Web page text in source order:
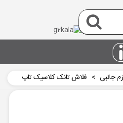
جانبی > فلاش تانک کلاسیک تاپ